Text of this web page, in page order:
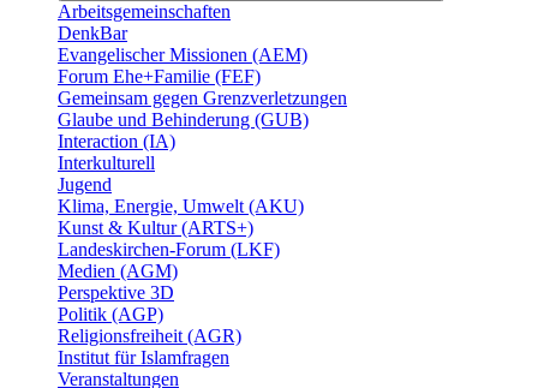
Arbeitsgemeinschaften
DenkBar
Evangelischer Missionen (AEM)
Forum Ehe+Familie (FEF)
Gemeinsam gegen Grenzverletzungen
Glaube und Behinderung (GUB)
Interaction (IA)
Interkulturell
Jugend
Klima, Energie, Umwelt (AKU)
Kunst & Kultur (ARTS+)
Landeskirchen-Forum (LKF)
Medien (AGM)
Perspektive 3D
Politik (AGP)
Religionsfreiheit (AGR)
Institut für Islamfragen
Veranstaltungen